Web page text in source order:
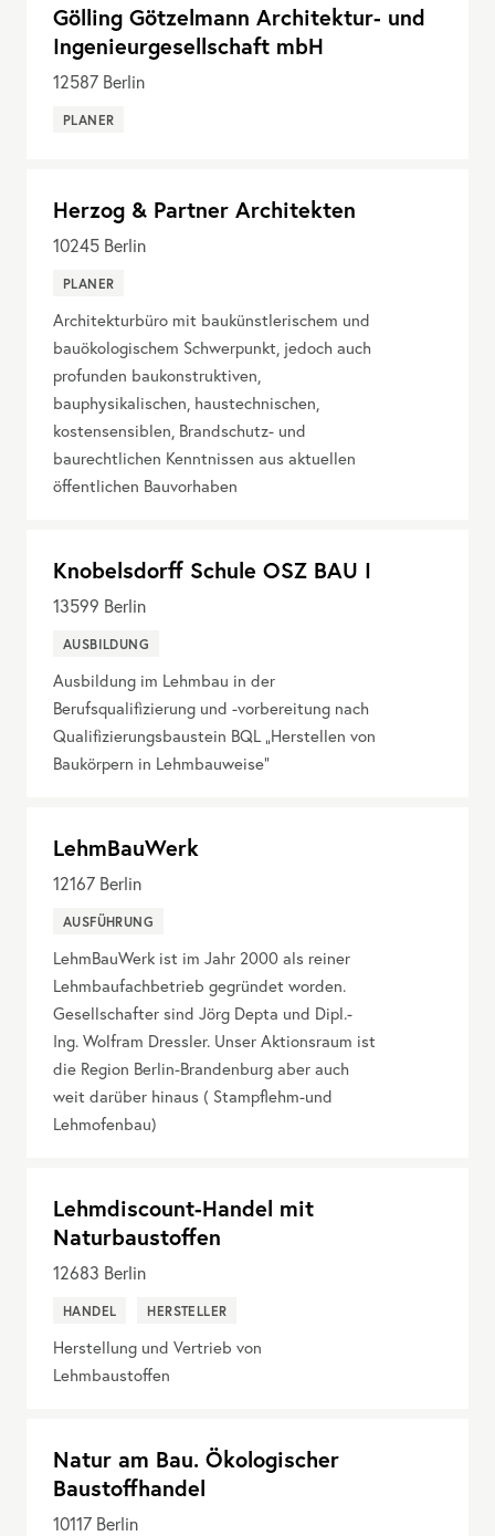
Gölling Götzelmann Architektur- und
Ingenieurgesellschaft mbH
12587 Berlin
PLANER
Herzog & Partner Architekten
10245 Berlin
PLANER
Architekturbüro mit baukünstlerischem und
bauökologischem Schwerpunkt, jedoch auch
profunden baukonstruktiven,
bauphysikalischen, haustechnischen,
kostensensiblen, Brandschutz- und
baurechtlichen Kenntnissen aus aktuellen
öffentlichen Bauvorhaben
Knobelsdorff Schule OSZ BAU I
13599 Berlin
AUSBILDUNG
Ausbildung im Lehmbau in der
Berufsqualifizierung und -vorbereitung nach
Qualifizierungsbaustein BQL „Herstellen von
Baukörpern in Lehmbauweise“
LehmBauWerk
12167 Berlin
AUSFÜHRUNG
LehmBauWerk ist im Jahr 2000 als reiner
Lehmbaufachbetrieb gegründet worden.
Gesellschafter sind Jörg Depta und Dipl.-
Ing. Wolfram Dressler. Unser Aktionsraum ist
die Region Berlin-Brandenburg aber auch
weit darüber hinaus ( Stampflehm-und
Lehmofenbau)
Lehmdiscount-Handel mit
Naturbaustoffen
12683 Berlin
HANDEL HERSTELLER
Herstellung und Vertrieb von
Lehmbaustoffen
Natur am Bau. Ökologischer
Baustoffhandel
10117 Berlin